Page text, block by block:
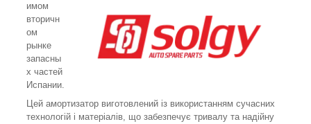
имом
вторичн
ом
рынке
запасны
х частей
Испании.
Цей амортизатор виготовлений із використанням сучасних
технологій і матеріалів, що забезпечує тривалу та надійну